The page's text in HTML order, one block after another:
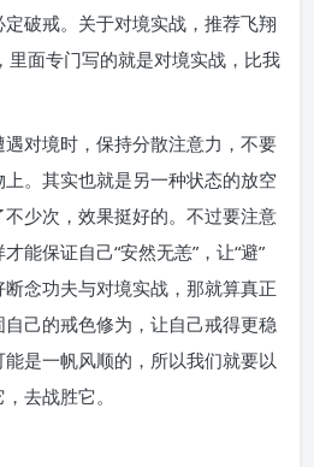
破戒。关于对境实战，推荐飞翔
里面专门写的就是对境实战，比我
对境时，保持分散注意力，不要
。其实也就是另一种状态的放空
少次，效果挺好的。不过要注意
能保证自己“安然无恙”，让“避”
念功夫与对境实战，那就算真正
己的戒色修为，让自己戒得更稳
是一帆风顺的，所以我们就要以
去战胜它。